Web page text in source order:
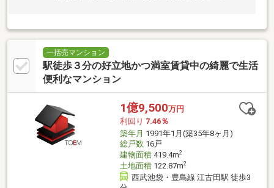
一括売マンション
駅徒歩３分の好立地かつ満室賃貸中の綺麗で生活
便利なマンション
1億9,500万円
利回り 7.46％
築年月 1991年1月(築35年8ヶ月)
総戸数16戸
建物面積419.4m2
土地面積122.87m2
西武池袋・豊島線 江古田駅 徒歩3